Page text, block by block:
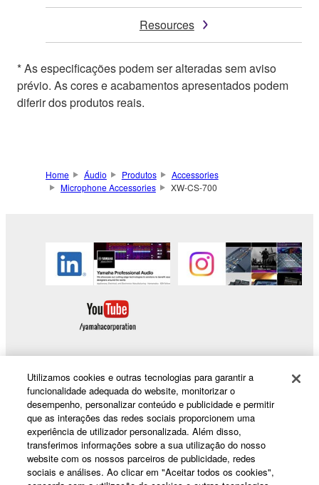
Resources
* As especificações podem ser alteradas sem aviso
prévio. As cores e acabamentos apresentados podem
diferir dos produtos reais.
Home Áudio Produtos
Accessories
Microphone Accessories
XW-CS-700
Products & Solutions
News
Utilizamos cookies e outras tecnologias para garantir a
funcionalidade adequada do website, monitorizar o
desempenho, personalizar conteúdo e publicidade e permitir
que as interações das redes sociais proporcionem uma
experiência de utilizador personalizada. Além disso,
transferimos informações sobre a sua utilização do nosso
website com os nossos parceiros de publicidade, redes
sociais e análises. Ao clicar em "Aceitar todos os cookies",